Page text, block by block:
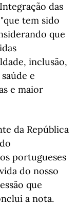
das
tem sido
que
inclusão,
e
e maior
da República
portugueses
do nosso
que
a nota.